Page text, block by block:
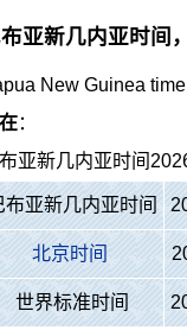
亚新几内亚时间
New Guinea
：
亚新几内亚时间
布亚新几内亚时间
北京时间
世界标准时间